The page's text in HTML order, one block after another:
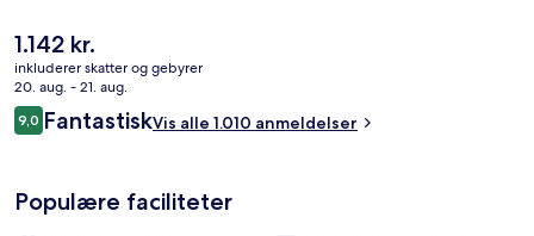
snackbar/deli og en terrasse. Rejsende er glade for den korte gåtur
til offentlig transport: Stazione Centrale M2 M3 Sporvognsstation
ligger få skridt derfra og Stazione Centrale Via Tonale Station ligger
3 minutter væk.
Den
nuværende
pris
er
1.142 kr.
1.142 kr.
inkluderer skatter og gebyrer
20. aug. - 21. aug.
Anmeldelser
9,09,0 ud af 10.
FantastiskVis alle 1.010 anmeldelser
Populære faciliteter